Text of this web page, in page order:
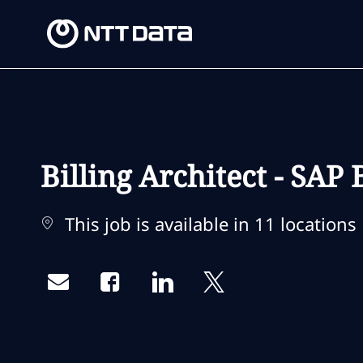
Billing Architect - SAP
This job is available in 11 locations
Share via emailShare via Facebook
Share via LinkedIn
Share via twitter